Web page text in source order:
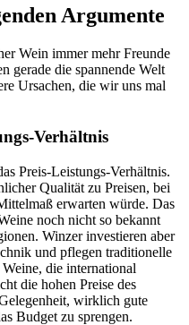
Argumente
Wein immer mehr Freunde
gerade die spannende Welt
Ursachen, die wir uns mal
Verhältnis
Preis-Leistungs-Verhältnis.
Qualität zu Preisen, bei
erwarten würde. Das
noch nicht so bekannt
Winzer investieren aber
und pflegen traditionelle
die international
die hohen Preise des
wirklich gute
Budget zu sprengen.